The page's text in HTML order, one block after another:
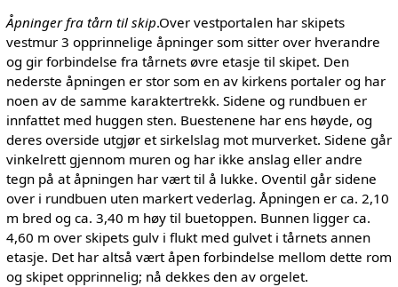
Åpninger fra tårn til skip.Over vestportalen har skipets
vestmur 3 opprinnelige åpninger som sitter over hverandre
og gir forbindelse fra tårnets øvre etasje til skipet. Den
nederste åpningen er stor som en av kirkens portaler og har
noen av de samme karaktertrekk. Sidene og rundbuen er
innfattet med huggen sten. Buestenene har ens høyde, og
deres overside utgjør et sirkelslag mot murverket. Sidene går
vinkelrett gjennom muren og har ikke anslag eller andre
tegn på at åpningen har vært til å lukke. Oventil går sidene
over i rundbuen uten markert vederlag. Åpningen er ca. 2,10
m bred og ca. 3,40 m høy til buetoppen. Bunnen ligger ca.
4,60 m over skipets gulv i flukt med gulvet i tårnets annen
etasje. Det har altså vært åpen forbindelse mellom dette rom
og skipet opprinnelig; nå dekkes den av orgelet.